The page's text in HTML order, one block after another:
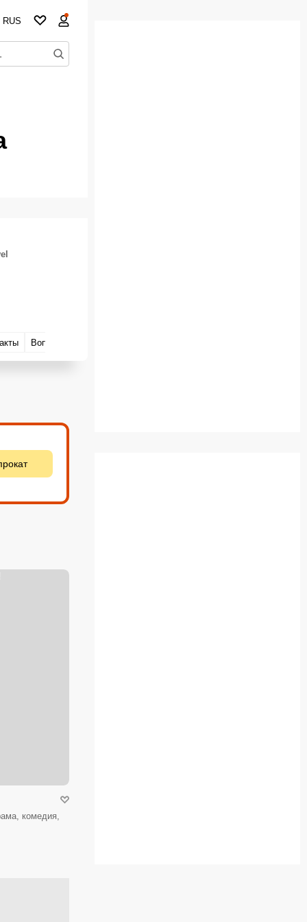
RUS
Вопросы и ответы
комедия,